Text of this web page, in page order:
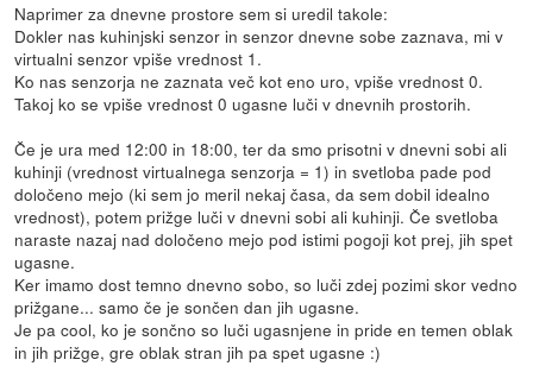
Naprimer za dnevne prostore sem si uredil takole:
Dokler nas kuhinjski senzor in senzor dnevne sobe zaznava, mi v
virtualni senzor vpiše vrednost 1.
Ko nas senzorja ne zaznata več kot eno uro, vpiše vrednost 0.
Takoj ko se vpiše vrednost 0 ugasne luči v dnevnih prostorih.
Če je ura med 12:00 in 18:00, ter da smo prisotni v dnevni sobi ali
kuhinji (vrednost virtualnega senzorja = 1) in svetloba pade pod
določeno mejo (ki sem jo meril nekaj časa, da sem dobil idealno
vrednost), potem prižge luči v dnevni sobi ali kuhinji. Če svetloba
naraste nazaj nad določeno mejo pod istimi pogoji kot prej, jih spet
ugasne.
Ker imamo dost temno dnevno sobo, so luči zdej pozimi skor vedno
prižgane... samo če je sončen dan jih ugasne.
Je pa cool, ko je sončno so luči ugasnjene in pride en temen oblak
in jih prižge, gre oblak stran jih pa spet ugasne :)